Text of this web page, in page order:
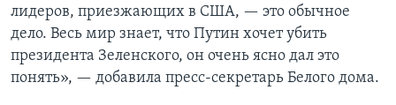
лидеров, приезжающих в США, — это обычное
дело. Весь мир знает, что Путин хочет убить
президента Зеленского, он очень ясно дал это
понять», — добавила пресс-секретарь Белого дома.